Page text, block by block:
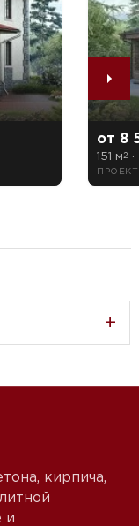
от 8
151 м 2
кирпича,
и